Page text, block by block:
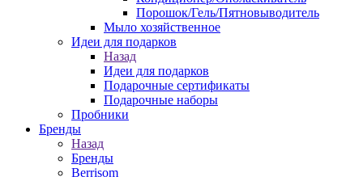
Порошок/Гель/Пятновыводитель
Мыло хозяйственное
Идеи для подарков
Назад
Идеи для подарков
Подарочные сертификаты
Подарочные наборы
Пробники
Бренды
Назад
Бренды
Berrisom